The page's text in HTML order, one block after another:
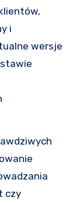
i
wersje
czy